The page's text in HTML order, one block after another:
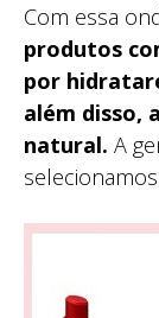
Com essa
produtos
por
além disso,
natural. A